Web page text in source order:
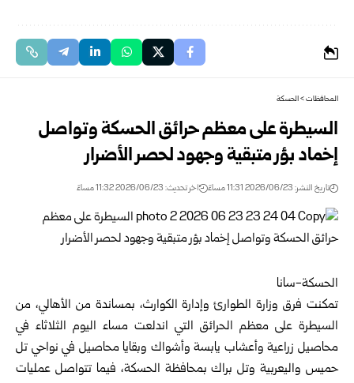
المحافظات>الحسكة
السيطرة على معظم حرائق الحسكة وتواصل
إخماد بؤر متبقية وجهود لحصر الأضرار
تاريخ النشر: 2026/06/23 11:31 مساءً اخر تحديث: 2026/06/23 11:32 مساءً
الحسكة-سانا
تمكنت فرق وزارة الطوارئ وإدارة الكوارث، بمساندة من الأهالي، من
السيطرة على معظم الحرائق التي اندلعت مساء اليوم الثلاثاء في
محاصيل زراعية وأعشاب يابسة وأشواك وبقايا محاصيل في نواحي تل
حميس واليعربية وتل براك بمحافظة الحسكة، فيما تتواصل عمليات